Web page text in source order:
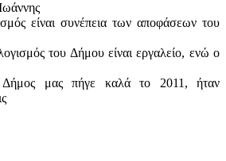
είναι συνέπεια των αποφάσεων του
του Δήμου είναι εργαλείο, ενώ ο
Δήμος μας πήγε καλά το 2011, ήταν